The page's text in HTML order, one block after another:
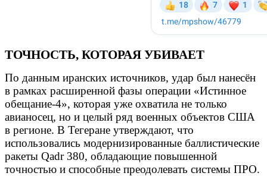
ТОЧНОСТЬ, КОТОРАЯ УБИВАЕТ
По данным иранских источников, удар был нанесён
в рамках расширенной фазы операции «Истинное
обещание-4», которая уже охватила не только
авианосец, но и целый ряд военных объектов США
в регионе. В Тегеране утверждают, что
использовались модернизированные баллистические
ракеты Qadr 380, обладающие повышенной
точностью и способные преодолевать системы ПРО.